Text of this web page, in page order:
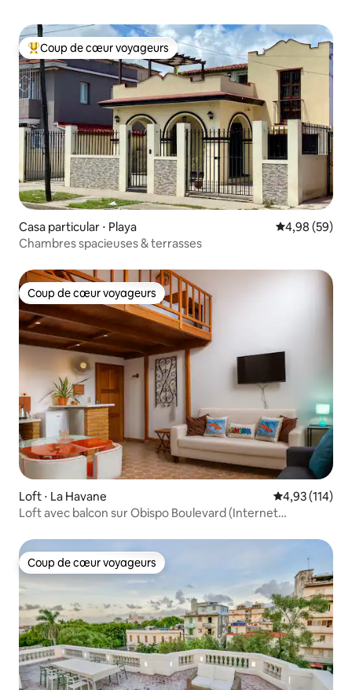
Coups de cœur voyageurs les plus appréciés
Coup de cœur voyageurs
Casa particular ⋅ Playa Évaluation
4,98 (59)
Chambres spacieuses & terrasses
Coup de cœur voyageurs
Coup de cœur voyageurs
Loft ⋅ La Havane Évaluation
4,93 (114)
Loft avec balcon sur Obispo Boulevard (Internet
Coup de cœur voyageurs
Coup de cœur voyageurs